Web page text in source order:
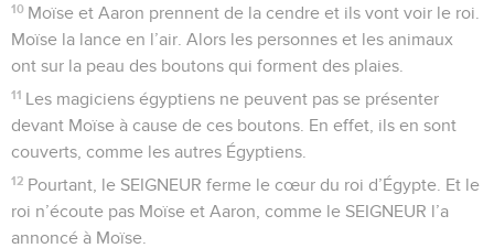
10 Moïse et Aaron prennent de la cendre et ils vont voir le roi.
Moïse la lance en l’air. Alors les personnes et les animaux
ont sur la peau des boutons qui forment des plaies.
11 Les magiciens égyptiens ne peuvent pas se présenter
devant Moïse à cause de ces boutons. En effet, ils en sont
couverts, comme les autres Égyptiens.
12 Pourtant, le SEIGNEUR ferme le cœur du roi d’Égypte. Et le
roi n’écoute pas Moïse et Aaron, comme le SEIGNEUR l’a
annoncé à Moïse.